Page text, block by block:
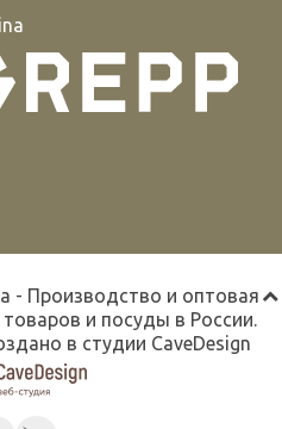
Производство и оптовая
и посуды в России.
в студии CaveDesign